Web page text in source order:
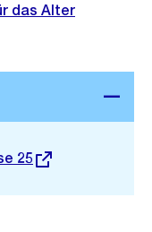
25
das Alter